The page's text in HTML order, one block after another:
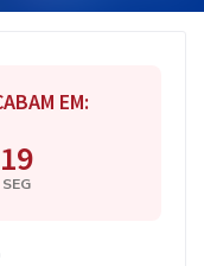
EM:
18
SEG